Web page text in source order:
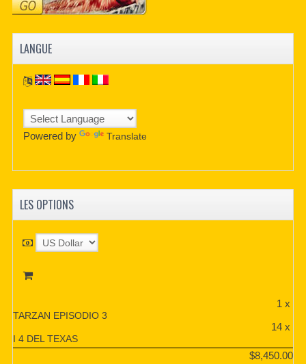
LANGUE
Powered by Translate
LES OPTIONS
1 x
TARZAN EPISODIO 3
14 x
I 4 DEL TEXAS
$8,450.00